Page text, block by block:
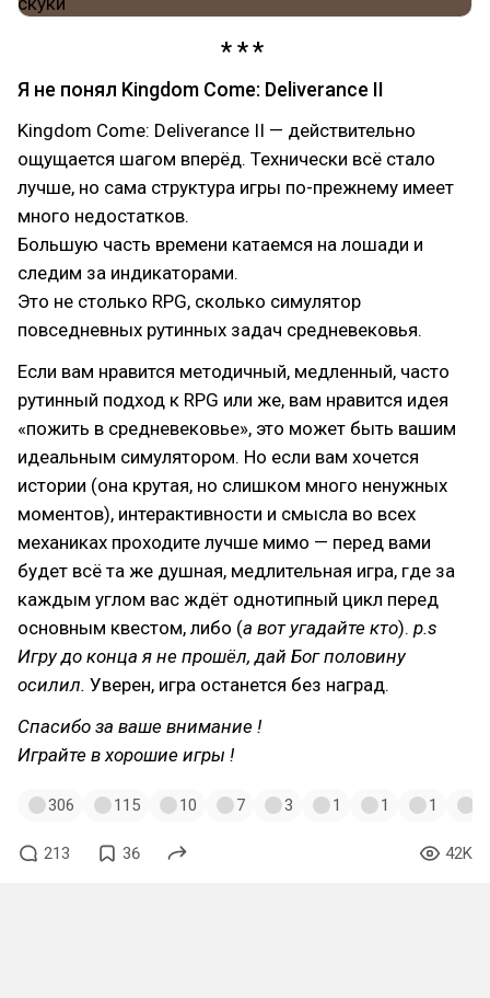
Я не понял Kingdom Come: Deliverance II
Kingdom Come: Deliverance II — действительно
ощущается шагом вперёд. Технически всё стало
лучше, но сама структура игры по-прежнему имеет
много недостатков.
Большую часть времени катаемся на лошади и
следим за индикаторами.
Это не столько RPG, сколько симулятор
повседневных рутинных задач средневековья.
Если вам нравится методичный, медленный, часто
рутинный подход к RPG или же, вам нравится идея
«пожить в средневековье», это может быть вашим
идеальным симулятором. Но если вам хочется
истории (она крутая, но слишком много ненужных
моментов), интерактивности и смысла во всех
механиках проходите лучше мимо — перед вами
будет всё та же душная, медлительная игра, где за
каждым углом вас ждёт однотипный цикл перед
основным квестом, либо (а вот угадайте кто). p.s
Игру до конца я не прошёл, дай Бог половину
осилил. Уверен, игра останется без наград.
Спасибо за ваше внимание !
Играйте в хорошие игры !
306 115 10 7 3 1 1 1
213 36 42K